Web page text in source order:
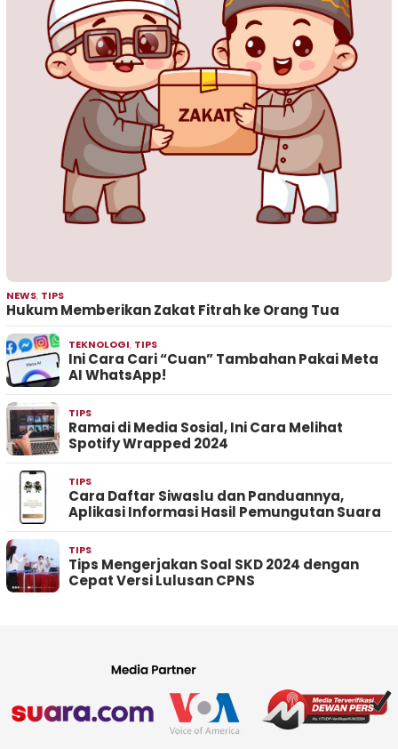
NEWS, TIPS
Hukum Memberikan Zakat Fitrah ke Orang Tua
TEKNOLOGI, TIPS
Ini Cara Cari “Cuan” Tambahan Pakai Meta
AI WhatsApp!
TIPS
Ramai di Media Sosial, Ini Cara Melihat
Spotify Wrapped 2024
TIPS
Cara Daftar Siwaslu dan Panduannya,
Aplikasi Informasi Hasil Pemungutan Suara
TIPS
Tips Mengerjakan Soal SKD 2024 dengan
Cepat Versi Lulusan CPNS